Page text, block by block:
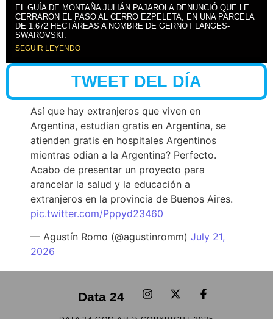
EL GUÍA DE MONTAÑA JULIÁN PAJAROLA DENUNCIÓ QUE LE
CERRARON EL PASO AL CERRO EZPELETA, EN UNA PARCELA
DE 1.672 HECTÁREAS A NOMBRE DE GERNOT LANGES-
SWAROVSKI.
SEGUIR LEYENDO
TWEET DEL DÍA
Así que hay extranjeros que viven en
Argentina, estudian gratis en Argentina, se
atienden gratis en hospitales Argentinos
mientras odian a la Argentina? Perfecto.
Acabo de presentar un proyecto para
arancelar la salud y la educación a
extranjeros en la provincia de Buenos Aires.
pic.twitter.com/Pppyd23460
— Agustín Romo (@agustinromm) July 21,
2026
Data 24